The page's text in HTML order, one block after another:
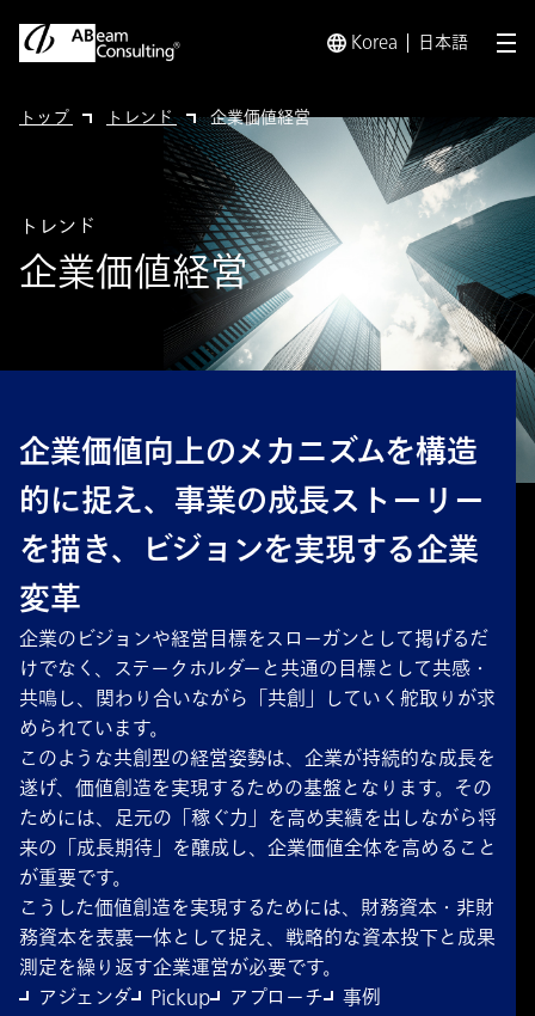
Korea 日本語 メ
トップ トレンド 企業価値経営
企業価値経営
トレンド
企業価値向上のメカニズムを構造
的に捉え、事業の成長ストーリー
を描き、ビジョンを実現する企業
変革
企業のビジョンや経営目標をスローガンとして掲げるだ
けでなく、ステークホルダーと共通の目標として共感・
共鳴し、関わり合いながら「共創」していく舵取りが求
められています。
このような共創型の経営姿勢は、企業が持続的な成長を
遂げ、価値創造を実現するための基盤となります。その
ためには、足元の「稼ぐ力」を高め実績を出しながら将
来の「成長期待」を醸成し、企業価値全体を高めること
が重要です。
こうした価値創造を実現するためには、財務資本・非財
務資本を表裏一体として捉え、戦略的な資本投下と成果
測定を繰り返す企業運営が必要です。
アジェンダ
Pickup アプローチ 事例